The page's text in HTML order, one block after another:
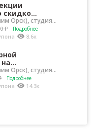
скидкой
Орск), студия
косметологии
₽ Подробнее
8.6к
8
40% в
Орск), студия
косметологии
Подробнее
14.3к